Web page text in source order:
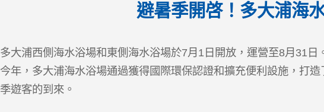
避暑季開啓！多大浦海
多大浦西側海水浴場和東側海水浴場於7月1日開放，運營至8月31日
今年，多大浦海水浴場通過獲得國際環保認證和擴充便利設施，打
季遊客的到來。